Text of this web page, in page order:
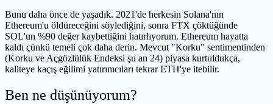
Bunu daha önce de yaşadık. 2021'de herkesin Solana'nın
Ethereum'u öldüreceğini söylediğini, sonra FTX çöktüğünde
SOL'un %90 değer kaybettiğini hatırlıyorum. Ethereum hayatta
kaldı çünkü temeli çok daha derin. Mevcut "Korku" sentimentinden
(Korku ve Açgözlülük Endeksi şu an 24) piyasa kurtuldukça,
kaliteye kaçış eğilimi yatırımcıları tekrar ETH'ye itebilir.
Ben ne düşünüyorum?